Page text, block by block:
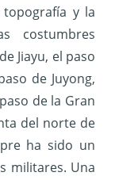
y la
costumbres
Jiayu, el paso
de Juyong,
de la Gran
del norte de
ha sido un
militares. Una